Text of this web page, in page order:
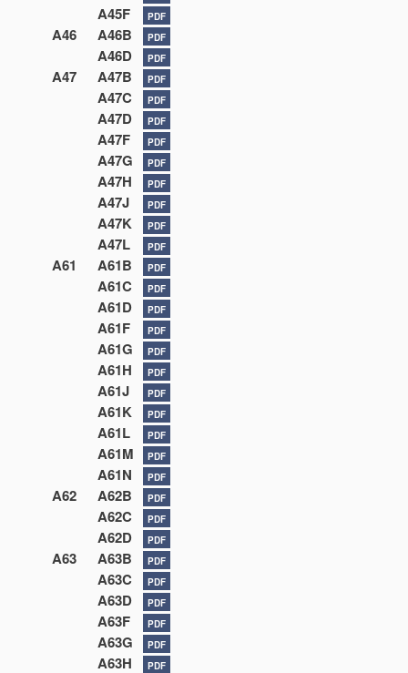
A45F PDF
A46 A46B PDF
A46D PDF
A47 A47B PDF
A47C PDF
A47D PDF
A47F PDF
A47G PDF
A47H PDF
A47J PDF
A47K PDF
A47L PDF
A61 A61B PDF
A61C PDF
A61D PDF
A61F PDF
A61G PDF
A61H PDF
A61J PDF
A61K PDF
A61L PDF
A61M PDF
A61N PDF
A62 A62B PDF
A62C PDF
A62D PDF
A63 A63B PDF
A63C PDF
A63D PDF
A63F PDF
A63G PDF
A63H PDF